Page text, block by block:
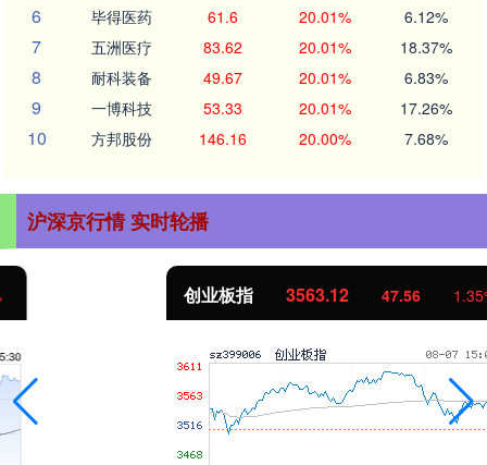
6 毕得医药 61.6 20.01% 6.12%
7 五洲医疗 83.62 20.01% 18.37%
8 耐科装备 49.67 20.01% 6.83%
9 一博科技 53.33 20.01% 17.26%
10 方邦股份 146.16 20.00% 7.68%
沪深京行情 实时轮播
3563.12 47.56 1.35%